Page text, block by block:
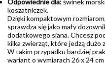
Odpowiednie dla:świnek
koszatniczek.
Dzięki kompaktowym
sprawdza się jako mały
dodatkowego siana. Chcesz
kilka zwierząt, które jedzą dużo
W takim przypadku bardziej
wariant o wymiarach 26 x 24